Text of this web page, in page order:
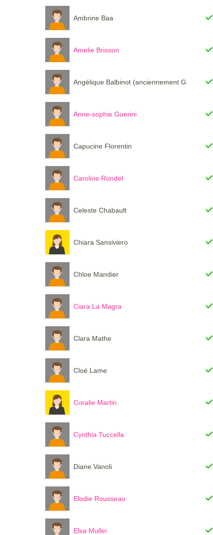
Ambrine Baa
Amelie Brisson
Angélique Balbinot (anciennement Giordano)
Anne-sophie Guerini
Capucine Florentin
Caroline Rondel
Celeste Chabault
Chiara Sansiviero
Chloe Mandier
Ciara La Magra
Clara Mathe
Cloé Lame
Coralie Martin
Cynthia Tuccella
Diane Vanoli
Elodie Rousseau
Elsa Muller